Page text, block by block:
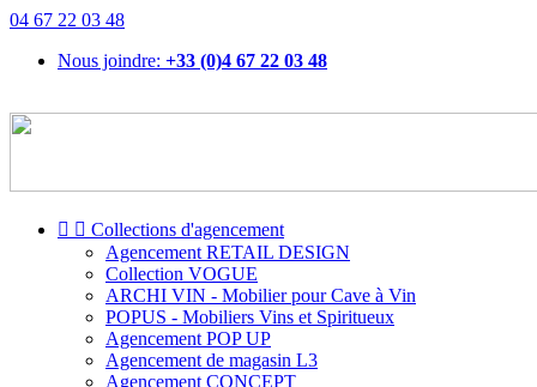
04 67 22 03 48
Nous joindre: +33 (0)4 67 22 03 48
  Collections d'agencement
Agencement RETAIL DESIGN
Collection VOGUE
ARCHI VIN - Mobilier pour Cave à Vin
POPUS - Mobiliers Vins et Spiritueux
Agencement POP UP
Agencement de magasin L3
Agencement CONCEPT